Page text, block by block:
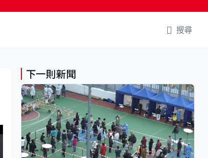
搜尋
下一則新聞